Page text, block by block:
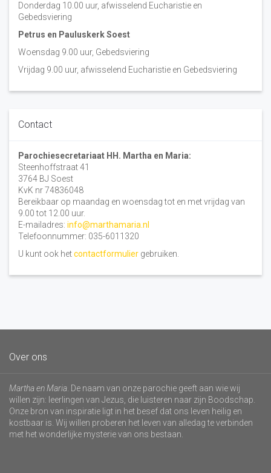
Donderdag 10.00 uur, afwisselend Eucharistie en
Gebedsviering
Petrus en Pauluskerk Soest
Woensdag 9.00 uur, Gebedsviering
Vrijdag 9.00 uur, afwisselend Eucharistie en Gebedsviering
Contact
Parochiesecretariaat HH. Martha en Maria:
Steenhoffstraat 41
3764 BJ Soest
KvK nr 74836048
Bereikbaar op maandag en woensdag tot en met vrijdag van
9.00 tot 12.00 uur.
E-mailadres: info@marthamaria.nl
Telefoonnummer: 035-6011320
U kunt ook hetcontactformulier gebruiken.
Over ons
Martha en Maria . De naam van onze parochie geeft aan wie wij
willen zijn: leerlingen van Jezus, die luisteren naar zijn Boodschap.
Onze bron van inspiratie ligt in het besef dat ons leven heilig en
kostbaar is. Wij willen proberen het leven van alledag te verbinden
met het wonderlijke mysterie van ons bestaan.